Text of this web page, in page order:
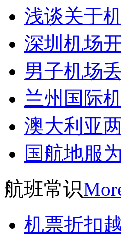
浅谈关于
深圳机场
男子机场
兰州国际
澳大利亚
国航地服
航班常识
机票折扣